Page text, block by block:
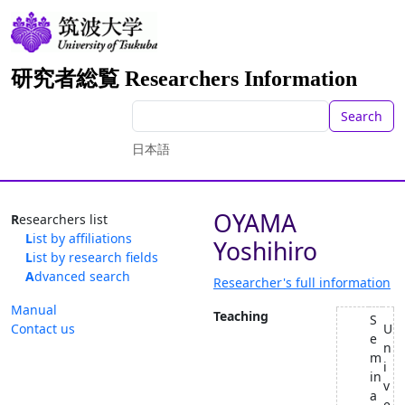
研究者総覧 Researchers Information
Search
日本語
Researchers list
List by affiliations
List by research fields
Advanced search
Manual
Contact us
OYAMA
Yoshihiro
Researcher's full information
Teaching
S
e
m
in
a
U
n
i
v